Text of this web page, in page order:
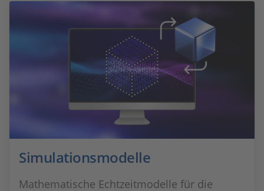
Simulationsmodelle
Mathematische Echtzeitmodelle für die